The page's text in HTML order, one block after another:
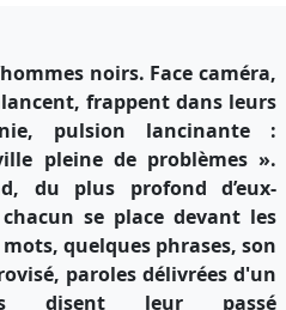
noirs. Face caméra,
frappent dans leurs
pulsion lancinante :
pleine de problèmes ».
du plus profond d’eux-
se place devant les
quelques phrases, son
paroles délivrées d'un
disent leur passé